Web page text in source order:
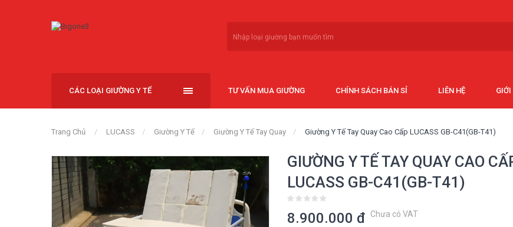
CÁC LOẠI GIƯỜNG Y TẾ TƯ VẤN MUA GIƯỜNG CHÍNH SÁCH BÁN SỈ LIÊN HỆ GIỚI
Trang Chủ LUCASS Giường Y Tế Giường Y Tế Tay Quay Giường Y Tế Tay Quay Cao Cấp LUCASS GB-C41(GB-T41)
GIƯỜNG Y TẾ TAY QUAY CAO
LUCASS GB-C41(GB-T41)
8.900.000 đ Chưa có VAT